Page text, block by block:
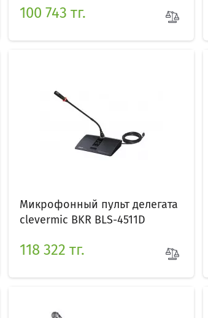
100 743 тг.
Микрофонный пульт делегата
clevermic BKR BLS-4511D
118 322 тг.